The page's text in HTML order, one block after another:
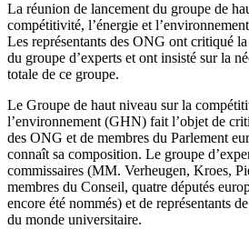
La réunion de lancement du groupe de
compétitivité, l’énergie et
Les représentants des ONG ont critiqué
du groupe d’experts et ont insisté sur la
totale de ce groupe.
Le Groupe de haut niveau sur la
l’environnement (GHN) fait l’objet de
des ONG et de membres du Parlement
connaît sa composition. Le groupe
commissaires (MM. Verheugen, Kroes,
membres du Conseil, quatre députés
encore été nommés) et de représentants
du monde universitaire.